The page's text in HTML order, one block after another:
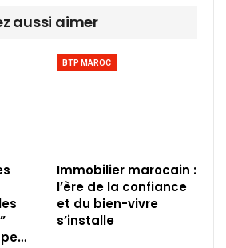
aussi aimer
BTP MAROC
Immobilier marocain :
l’ère de la confiance
et du bien-vivre
s’installe